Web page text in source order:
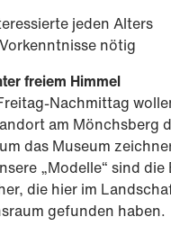
jeden Alters
nötig
freiem Himmel
Nachmittag
am Mönchsberg
das Museum
„Modelle“ sind
die hier im
gefunden haben.